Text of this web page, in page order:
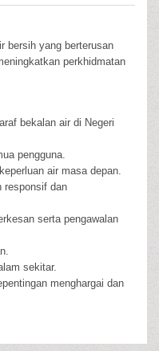
bersih yang berterusan
perkhidmatan
bekalan air di Negeri
pengguna.
air masa depan.
responsif dan
serta pengawalan
sekitar.
menghargai dan